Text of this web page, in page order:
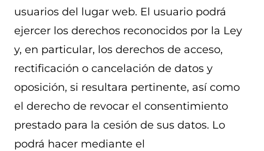
usuarios del lugar web. El usuario podrá
ejercer los derechos reconocidos por la Ley
y, en particular, los derechos de acceso,
rectificación o cancelación de datos y
oposición, si resultara pertinente, así como
el derecho de revocar el consentimiento
prestado para la cesión de sus datos. Lo
podrá hacer mediante el